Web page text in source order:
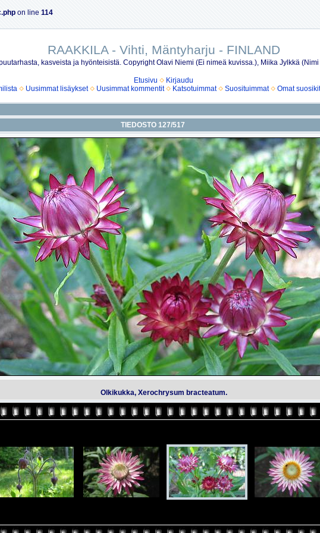
on line 114
RAAKKILA - Vihti, Mäntyharju - FINLAND
kasveista ja hyönteisistä. Copyright Olavi Niemi (Ei nimeä kuvissa.), Miika Jylkkä
Etusivu
Kirjaudu
Uusimmat lisäykset Uusimmat kommentit Katsotuimmat Suosituimmat Omat suosikit
TIEDOSTO 127/517
Olkikukka, Xerochrysum bracteatum.